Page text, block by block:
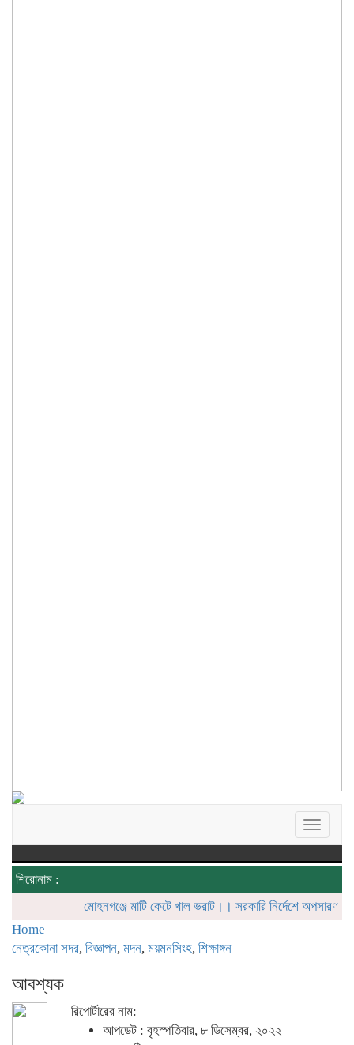
Toggle
শিরোনাম :
মোহনগঞ্জে মাটি কেটে খাল ভরাট।। সরকারি নির্দেশে অপসারণ শুরু
Home
নেত্রকোনা সদর, বিজ্ঞাপন, মদন, ময়মনসিংহ, শিক্ষাঙ্গন
আবশ্যক
রিপোর্টারের নাম:
আপডেট : বৃহস্পতিবার, ৮ ডিসেম্বর, ২০২২